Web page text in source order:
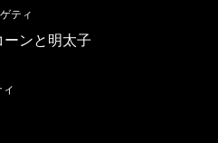
ティ
ンと明太子